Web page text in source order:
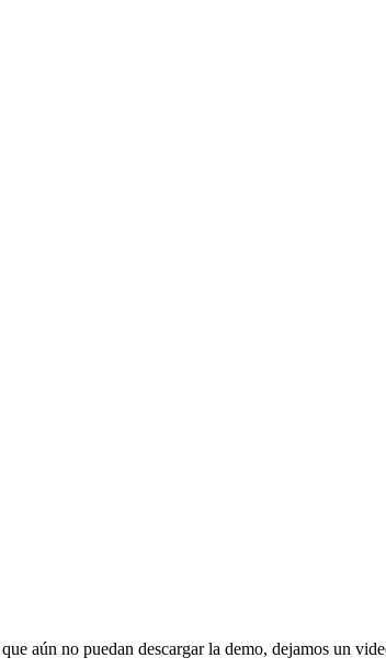
aún no puedan descargar la demo, dejamos un